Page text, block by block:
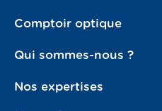
Comptoir optique
Qui sommes-nous ?
Nos expertises